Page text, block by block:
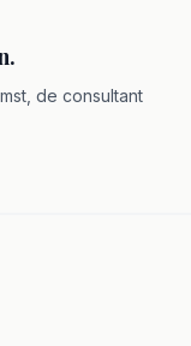
de consultant